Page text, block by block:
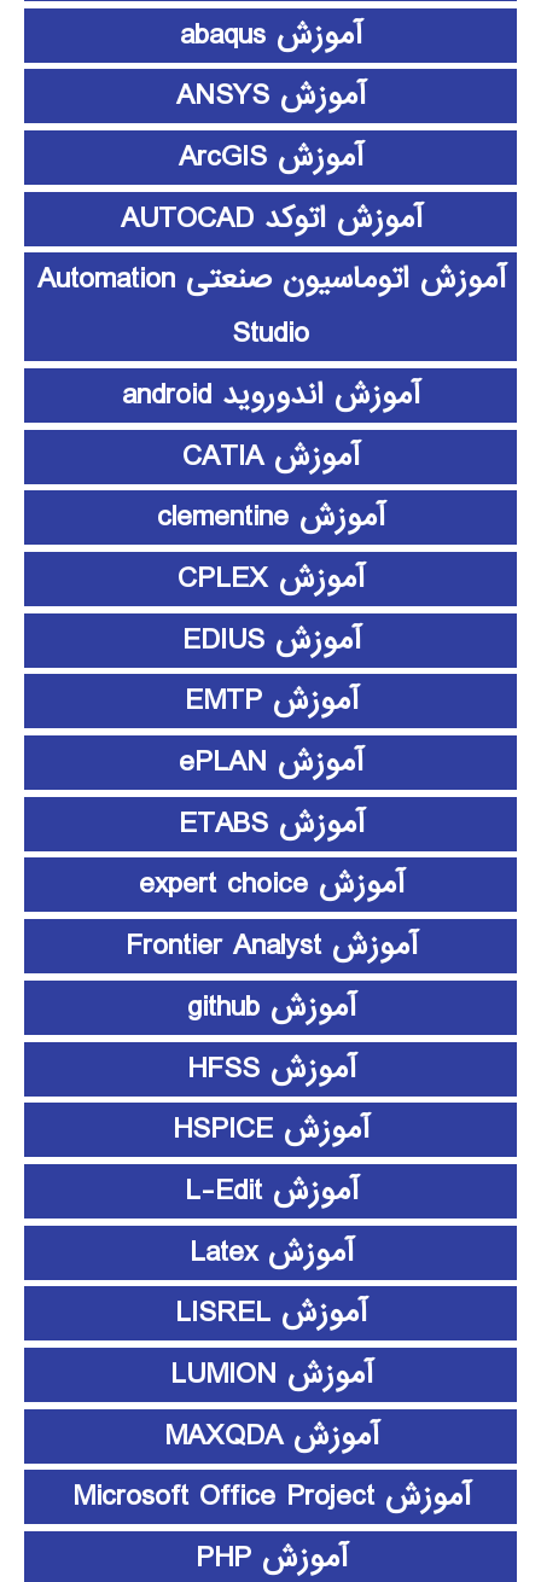
آموزش abaqus
آموزش ANSYS
آموزش ArcGIS
آموزش اتوکد AUTOCAD
آموزش اتوماسیون صنعتی Automation
Studio
آموزش اندوروید android
آموزش CATIA
آموزش clementine
آموزش CPLEX
آموزش EDIUS
آموزش EMTP
آموزش ePLAN
آموزش ETABS
آموزش expert choice
آموزش Frontier Analyst
آموزش github
آموزش HFSS
آموزش HSPICE
آموزش L-Edit
آموزش Latex
آموزش LISREL
آموزش LUMION
آموزش MAXQDA
آموزش Microsoft Office Project
آموزش PHP